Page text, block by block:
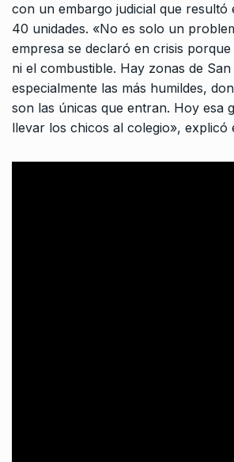
con un embargo judicial que resultó
40 unidades. «No es solo un
empresa se declaró en crisis
ni el combustible. Hay zonas de
especialmente las más humildes,
son las únicas que entran. Hoy esa
llevar los chicos al colegio», explicó